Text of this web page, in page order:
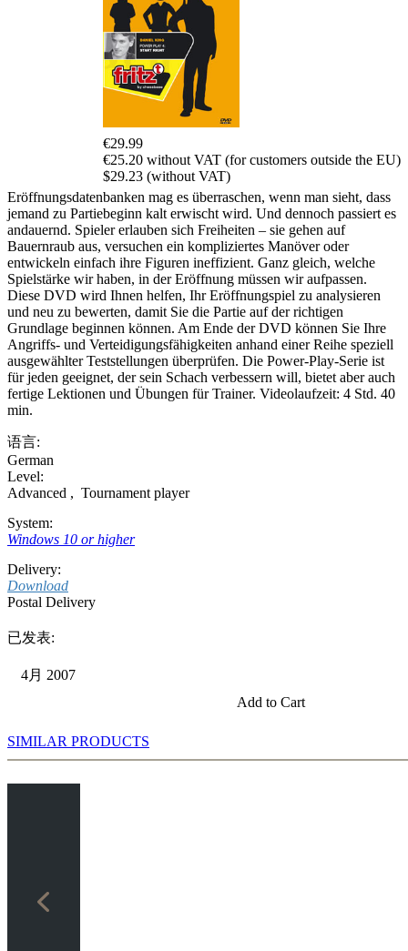
€29.99
€25.20 without VAT (for customers outside the EU)
$29.23 (without VAT)
Eröffnungsdatenbanken mag es überraschen, wenn man sieht, dass
jemand zu Partiebeginn kalt erwischt wird. Und dennoch passiert es
andauernd. Spieler erlauben sich Freiheiten – sie gehen auf
Bauernraub aus, versuchen ein kompliziertes Manöver oder
entwickeln einfach ihre Figuren ineffizient. Ganz gleich, welche
Spielstärke wir haben, in der Eröffnung müssen wir aufpassen.
Diese DVD wird Ihnen helfen, Ihr Eröffnungspiel zu analysieren
und neu zu bewerten, damit Sie die Partie auf der richtigen
Grundlage beginnen können. Am Ende der DVD können Sie Ihre
Angriffs- und Verteidigungsfähigkeiten anhand einer Reihe speziell
ausgewählter Teststellungen überprüfen. Die Power-Play-Serie ist
für jeden geeignet, der sein Schach verbessern will, bietet aber auch
fertige Lektionen und Übungen für Trainer. Videolaufzeit: 4 Std. 40
min.
语言:
German
Level:
Advanced , Tournament player
System:
Windows 10 or higher
Delivery:
Download
Postal Delivery
已发表:
4月 2007
Add to Cart
SIMILAR PRODUCTS